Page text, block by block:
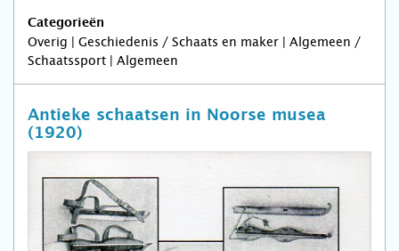
Categorieën
Overig | Geschiedenis / Schaats en maker | Algemeen /
Schaatssport | Algemeen
Antieke schaatsen in Noorse musea
(1920)